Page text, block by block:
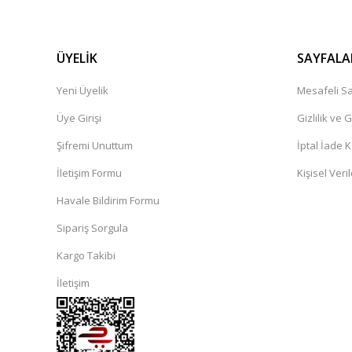
ÜYELİK
Yeni Üyelik
Üye Girişi
Şifremi Unuttum
İletişim Formu
Havale Bildirim Formu
Sipariş Sorgula
Kargo Takibi
İletişim
Mesafeli
Gizlilik ve
İptal İade
Kişisel